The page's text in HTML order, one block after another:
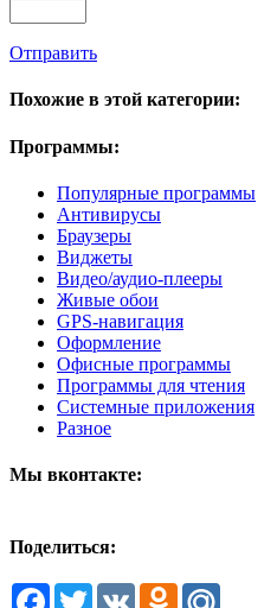
Отправить
Похожие в этой категории:
Программы:
Популярные программы
Антивирусы
Браузеры
Виджеты
Видео/аудио-плееры
Живые обои
GPS-навигация
Оформление
Офисные программы
Программы для чтения
Системные приложения
Разное
Мы вконтакте:
Поделиться:
Facebook
TwitterVK Odnoklassniki